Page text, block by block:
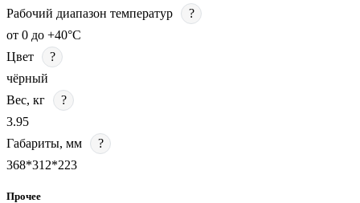
Рабочий диапазон температур
?
от 0 до +40°С
Цвет
?
чёрный
Вес, кг
?
3.95
Габариты, мм
?
368*312*223
Прочее